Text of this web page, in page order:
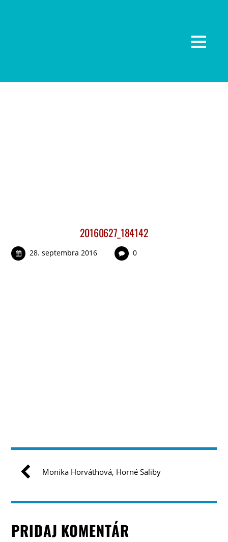
20160627_184142
28. septembra 2016 0
Monika Horváthová, Horné Saliby
PRIDAJ KOMENTÁR